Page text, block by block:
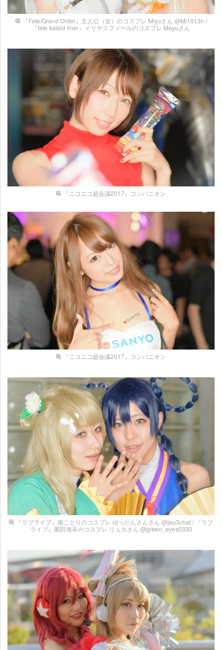
『Fate/Grand Order』主人公（女）のコスプレ Miyuさん @Mi1013n /
『fate kaleid liner』イリヤスフィールのコスプレ Mayuさん
『ニコニコ超会議2017』コンパニオン
『ニコニコ超会議2017』コンパニオン
『ラブライブ』南ことりのコスプレ ゆったんさんさん @jeu3chat / 『ラブ
ライブ』園田海未のコスプレ リュカさん @green_eyes0330